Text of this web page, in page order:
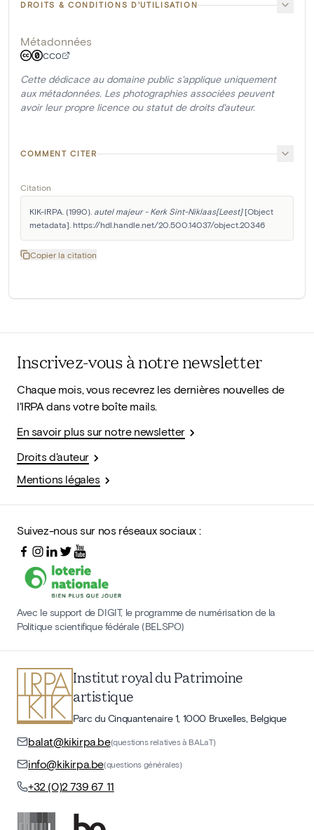
DROITS & CONDITIONS D'UTILISATION
Métadonnées
CC0
Cette dédicace au domaine public s'applique uniquement
aux métadonnées. Les photographies associées peuvent
avoir leur propre licence ou statut de droits d'auteur.
COMMENT CITER
Citation
KIK-IRPA. (1990). autel majeur - Kerk Sint-Niklaas[Leest] [Object
metadata]. https://hdl.handle.net/20.500.14037/object.20346
Copier la citation
Inscrivez-vous à notre newsletter
Chaque mois, vous recevrez les dernières nouvelles de
l'IRPA dans votre boîte mails.
En savoir plus sur notre newsletter
Droits d'auteur
Mentions légales
Suivez-nous sur nos réseaux sociaux :
Avec le support de DIGIT, le programme de numérisation de la
Politique scientifique fédérale (BELSPO)
Institut royal du Patrimoine
artistique
Parc du Cinquantenaire 1, 1000 Bruxelles, Belgique
balat@kikirpa.be(questions relatives à BALaT)
info@kikirpa.be(questions générales)
+32 (0)2 739 67 11